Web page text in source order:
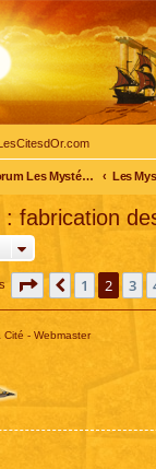
Forum Les Mystérieuses Cités d'Or
: fabrication
Page sur12
Précédente
1 2 3
- Webmaster